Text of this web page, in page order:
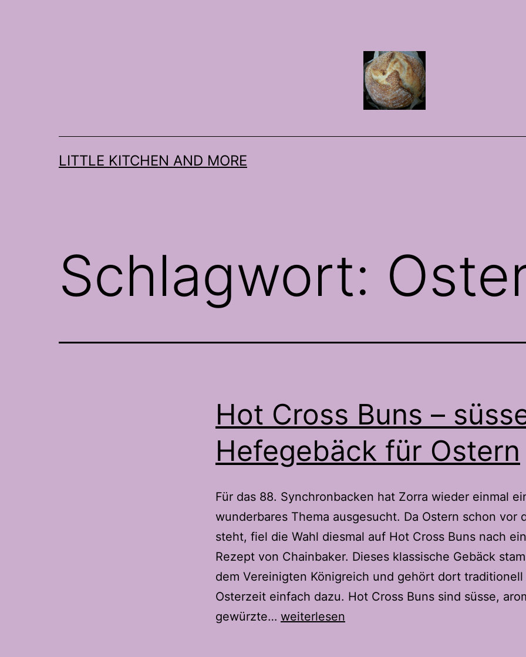
LITTLE KITCHEN AND MORE
Schlagwort:
Hot Cross Buns –
Hefegebäck für Ostern
Für das 88. Synchronbacken hat Zorra wieder einmal
wunderbares Thema ausgesucht. Da Ostern schon vor
steht, fiel die Wahl diesmal auf Hot Cross Buns nach
Rezept von Chainbaker. Dieses klassische Gebäck
dem Vereinigten Königreich und gehört dort traditionell
Osterzeit einfach dazu. Hot Cross Buns sind süsse,
gewürzte… Hot
weiterlesen